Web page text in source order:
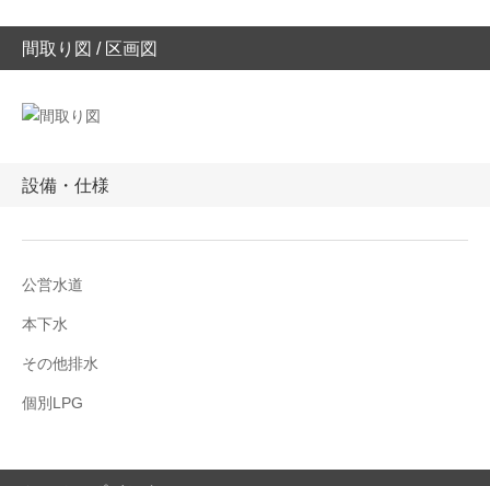
間取り図 / 区画図
設備・仕様
公営水道
本下水
その他排水
個別LPG